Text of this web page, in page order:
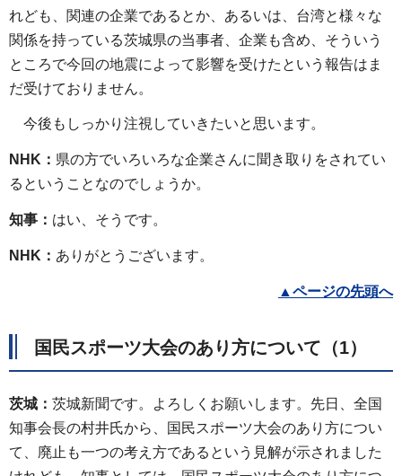
れども、関連の企業であるとか、あるいは、台湾と様々な
関係を持っている茨城県の当事者、企業も含め、そういう
ところで今回の地震によって影響を受けたという報告はま
だ受けておりません。
今後もしっかり注視していきたいと思います。
NHK： 県の方でいろいろな企業さんに聞き取りをされてい
るということなのでしょうか。
知事： はい、そうです。
NHK： ありがとうございます。
▲ ページの先頭へ
国民スポーツ大会のあり方について（1）
茨城： 茨城新聞です。よろしくお願いします。先日、全国
知事会長の村井氏から、国民スポーツ大会のあり方につい
て、廃止も一つの考え方であるという見解が示されました